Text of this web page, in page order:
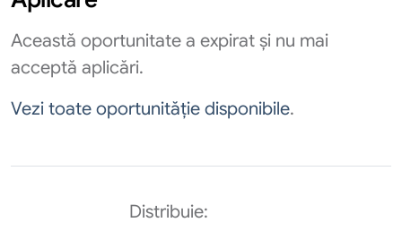
Această oportunitate a expirat și nu mai
acceptă aplicări.
Vezi toate oportunităție disponibile.
Distribuie: